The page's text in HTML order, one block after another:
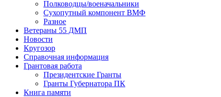
Полководцы/военачальники
Сухопутный компонент ВМФ
Разное
Ветераны 55 ДМП
Новости
Кругозор
Справочная информация
Грантовая работа
Президентские Гранты
Гранты Губернатора ПК
Книга памяти